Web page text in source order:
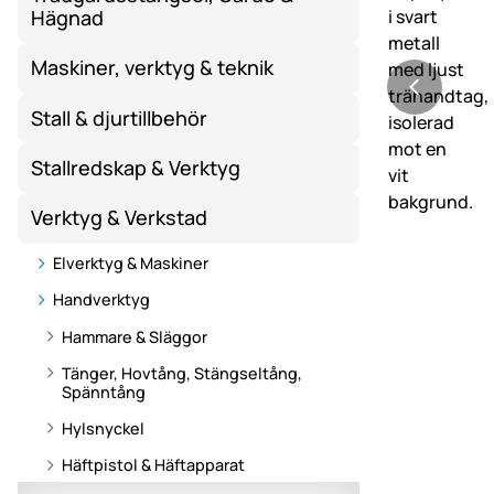
Hägnad
Maskiner, verktyg & teknik
Stall & djurtillbehör
Stallredskap & Verktyg
Verktyg & Verkstad
Elverktyg & Maskiner
Handverktyg
Hammare & Släggor
Tänger, Hovtång, Stängseltång,
Spänntång
Hylsnyckel
Häftpistol & Häftapparat